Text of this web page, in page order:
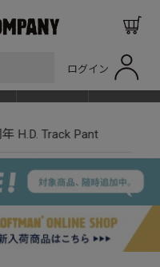
ログイン
H.D. Track Pant